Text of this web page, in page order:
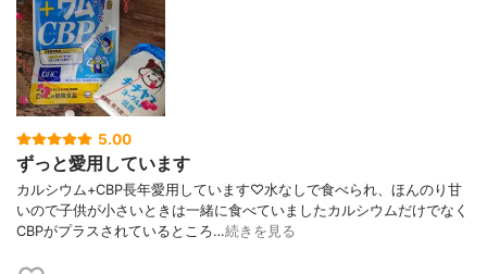
5.00
ずっと愛用しています
カルシウム+CBP長年愛用しています♡水なしで食べられ、ほんのり甘
いので子供が小さいときは一緒に食べていましたカルシウムだけでなく
CBPがプラスされているところ…続きを見る